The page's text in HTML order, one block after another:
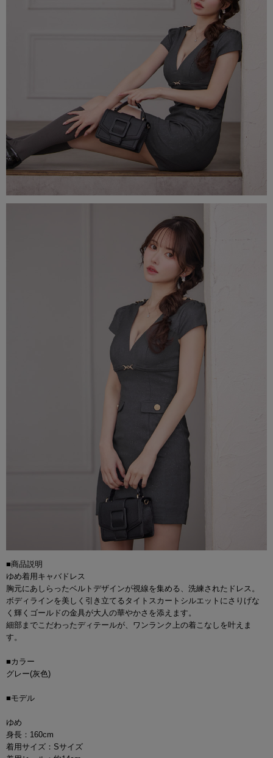
■商品説明
ゆめ着用キャバドレス
胸元にあしらったベルトデザインが視線を集める、洗練されたドレス。
ボディラインを美しく引き立てるタイトスカートシルエットにさりげな
く輝くゴールドの金具が大人の華やかさを添えます。
細部までこだわったディテールが、ワンランク上の着こなしを叶えま
す。
■カラー
グレー(灰色)
■モデル
ゆめ
身長：160cm
着用サイズ：Sサイズ